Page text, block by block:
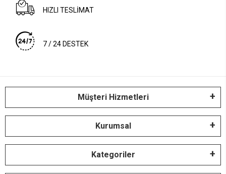
HIZLI TESLİMAT
7 / 24 DESTEK
Müşteri Hizmetleri
Kurumsal
Kategoriler